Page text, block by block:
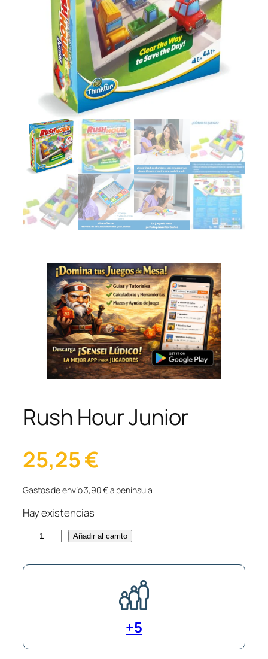
Rush Hour Junior
25,25€
Gastos de envío 3,90 € a península
Hay existencias
s
r
Añadir al carrito
+5